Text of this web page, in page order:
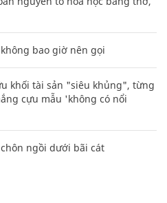
bao giờ nên gọi
khối tài sản "siêu khủng", từng
cựu mẫu 'không có nổi
ngồi dưới bãi cát